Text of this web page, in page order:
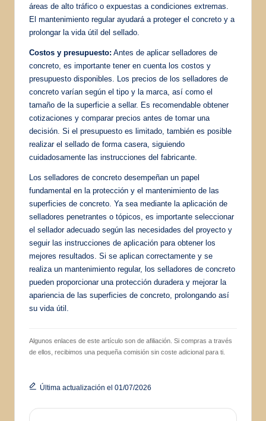
áreas de alto tráfico o expuestas a condiciones extremas.
El mantenimiento regular ayudará a proteger el concreto y a
prolongar la vida útil del sellado.
Costos y presupuesto: Antes de aplicar selladores de
concreto, es importante tener en cuenta los costos y
presupuesto disponibles. Los precios de los selladores de
concreto varían según el tipo y la marca, así como el
tamaño de la superficie a sellar. Es recomendable obtener
cotizaciones y comparar precios antes de tomar una
decisión. Si el presupuesto es limitado, también es posible
realizar el sellado de forma casera, siguiendo
cuidadosamente las instrucciones del fabricante.
Los selladores de concreto desempeñan un papel
fundamental en la protección y el mantenimiento de las
superficies de concreto. Ya sea mediante la aplicación de
selladores penetrantes o tópicos, es importante seleccionar
el sellador adecuado según las necesidades del proyecto y
seguir las instrucciones de aplicación para obtener los
mejores resultados. Si se aplican correctamente y se
realiza un mantenimiento regular, los selladores de concreto
pueden proporcionar una protección duradera y mejorar la
apariencia de las superficies de concreto, prolongando así
su vida útil.
Algunos enlaces de este artículo son de afiliación. Si compras a través
de ellos, recibimos una pequeña comisión sin coste adicional para ti.
Última actualización el 01/07/2026